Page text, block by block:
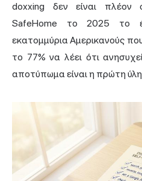
doxxing δεν είναι πλέον
SafeHome το 2025 το
εκατομμύρια Αμερικανούς
το 77% να λέει ότι
αποτύπωμα είναι η πρώτη